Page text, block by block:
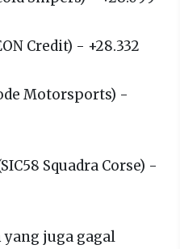
Credit) - +28.332
Motorsports) -
Squadra Corse) -
juga gagal